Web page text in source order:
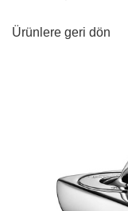
Ürünlere geri dön